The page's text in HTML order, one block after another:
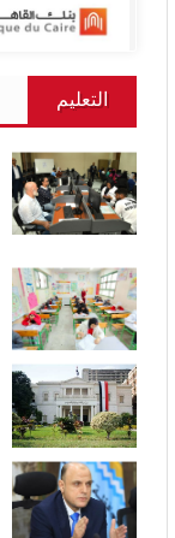
التعليم